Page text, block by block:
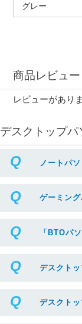
グレー
商品レビュー
レビューがあり
デスクトップ
ノートパ
ゲーミン
「BTOパ
デスクト
デスクト